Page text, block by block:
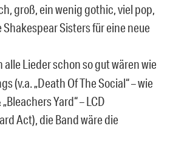
groß, ein wenig gothic, viel pop,
Sisters für eine neue
alle Lieder schon so gut wären wie
(v.a. „Death Of The Social“ – wie
Yard“ – LCD
Act), die Band wäre die